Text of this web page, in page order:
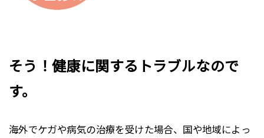
そう！健康に関するトラブルなので
す。
海外でケガや病気の治療を受けた場合、国や地域によっ